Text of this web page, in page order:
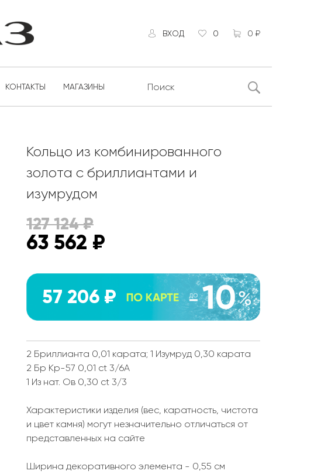
ВХОД 0 0 ₽
КОНТАКТЫ МАГАЗИНЫ
Кольцо из комбинированного
золота с бриллиантами и
изумрудом
127 124₽
63 562 ₽
57 206 ₽
2 Бриллианта 0,01 карата; 1 Изумруд 0,30 карата
2 Бр Кр-57 0,01 ct 3/6А
1 Из нат. Ов 0,30 ct 3/3
Характеристики изделия (вес, каратность, чистота
и цвет камня) могут незначительно отличаться от
представленных на сайте
Ширина декоративного элемента - 0,55 см